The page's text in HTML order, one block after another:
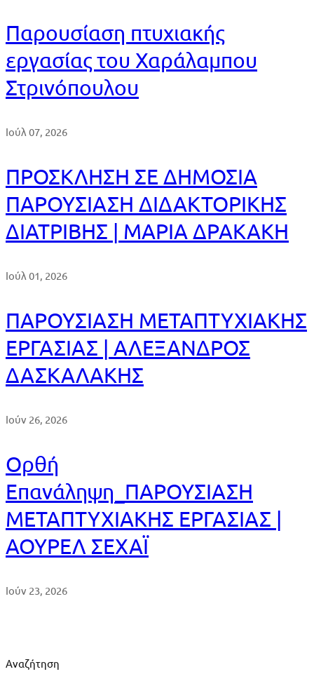
Παρουσίαση πτυχιακής
εργασίας του Χαράλαμπου
Στρινόπουλου
Ιούλ 07, 2026
ΠΡΟΣΚΛΗΣΗ ΣΕ ΔΗΜΟΣΙΑ
ΠΑΡΟΥΣΙΑΣΗ ΔΙΔΑΚΤΟΡΙΚΗΣ
ΔΙΑΤΡΙΒΗΣ | ΜΑΡΙΑ ΔΡΑΚΑΚΗ
Ιούλ 01, 2026
ΠΑΡΟΥΣΙΑΣΗ ΜΕΤΑΠΤΥΧΙΑΚΗΣ
ΕΡΓΑΣΙΑΣ | ΑΛΕΞΑΝΔΡΟΣ
ΔΑΣΚΑΛΑΚΗΣ
Ιούν 26, 2026
Ορθή
Επανάληψη_ΠΑΡΟΥΣΙΑΣΗ
ΜΕΤΑΠΤΥΧΙΑΚΗΣ ΕΡΓΑΣΙΑΣ |
ΑΟΥΡΕΛ ΣΕΧΑΪ
Ιούν 23, 2026
Αναζήτηση